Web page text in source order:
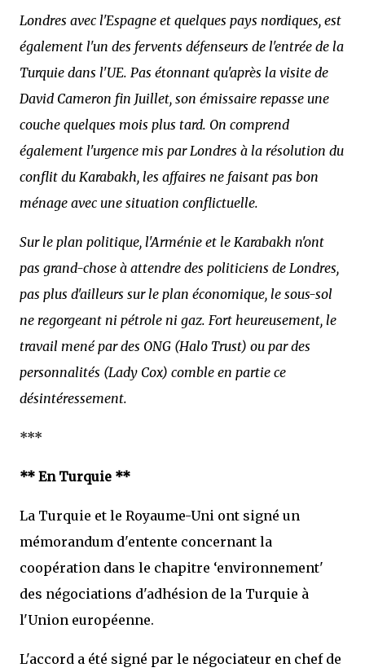
Londres avec l'Espagne et quelques pays nordiques, est
également l'un des fervents défenseurs de l'entrée de la
Turquie dans l'UE. Pas étonnant qu'après la visite de
David Cameron fin Juillet, son émissaire repasse une
couche quelques mois plus tard. On comprend
également l'urgence mis par Londres à la résolution du
conflit du Karabakh, les affaires ne faisant pas bon
ménage avec une situation conflictuelle.
Sur le plan politique, l'Arménie et le Karabakh n'ont
pas grand-chose à attendre des politiciens de Londres,
pas plus d'ailleurs sur le plan économique, le sous-sol
ne regorgeant ni pétrole ni gaz. Fort heureusement, le
travail mené par des ONG (Halo Trust) ou par des
personnalités (Lady Cox) comble en partie ce
désintéressement.
***
** En Turquie **
La Turquie et le Royaume-Uni ont signé un
mémorandum d'entente concernant la
coopération dans le chapitre ‘environnement'
des négociations d'adhésion de la Turquie à
l'Union européenne.
L'accord a été signé par le négociateur en chef de